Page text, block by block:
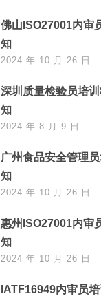
佛山ISO27001内审
知
2024 年 10 月 26 日
深圳质量检验员培
知
2024 年 8 月 9 日
广州食品安全管理
知
2024 年 10 月 26 日
惠州ISO27001内审
知
2024 年 10 月 26 日
IATF16949内审员